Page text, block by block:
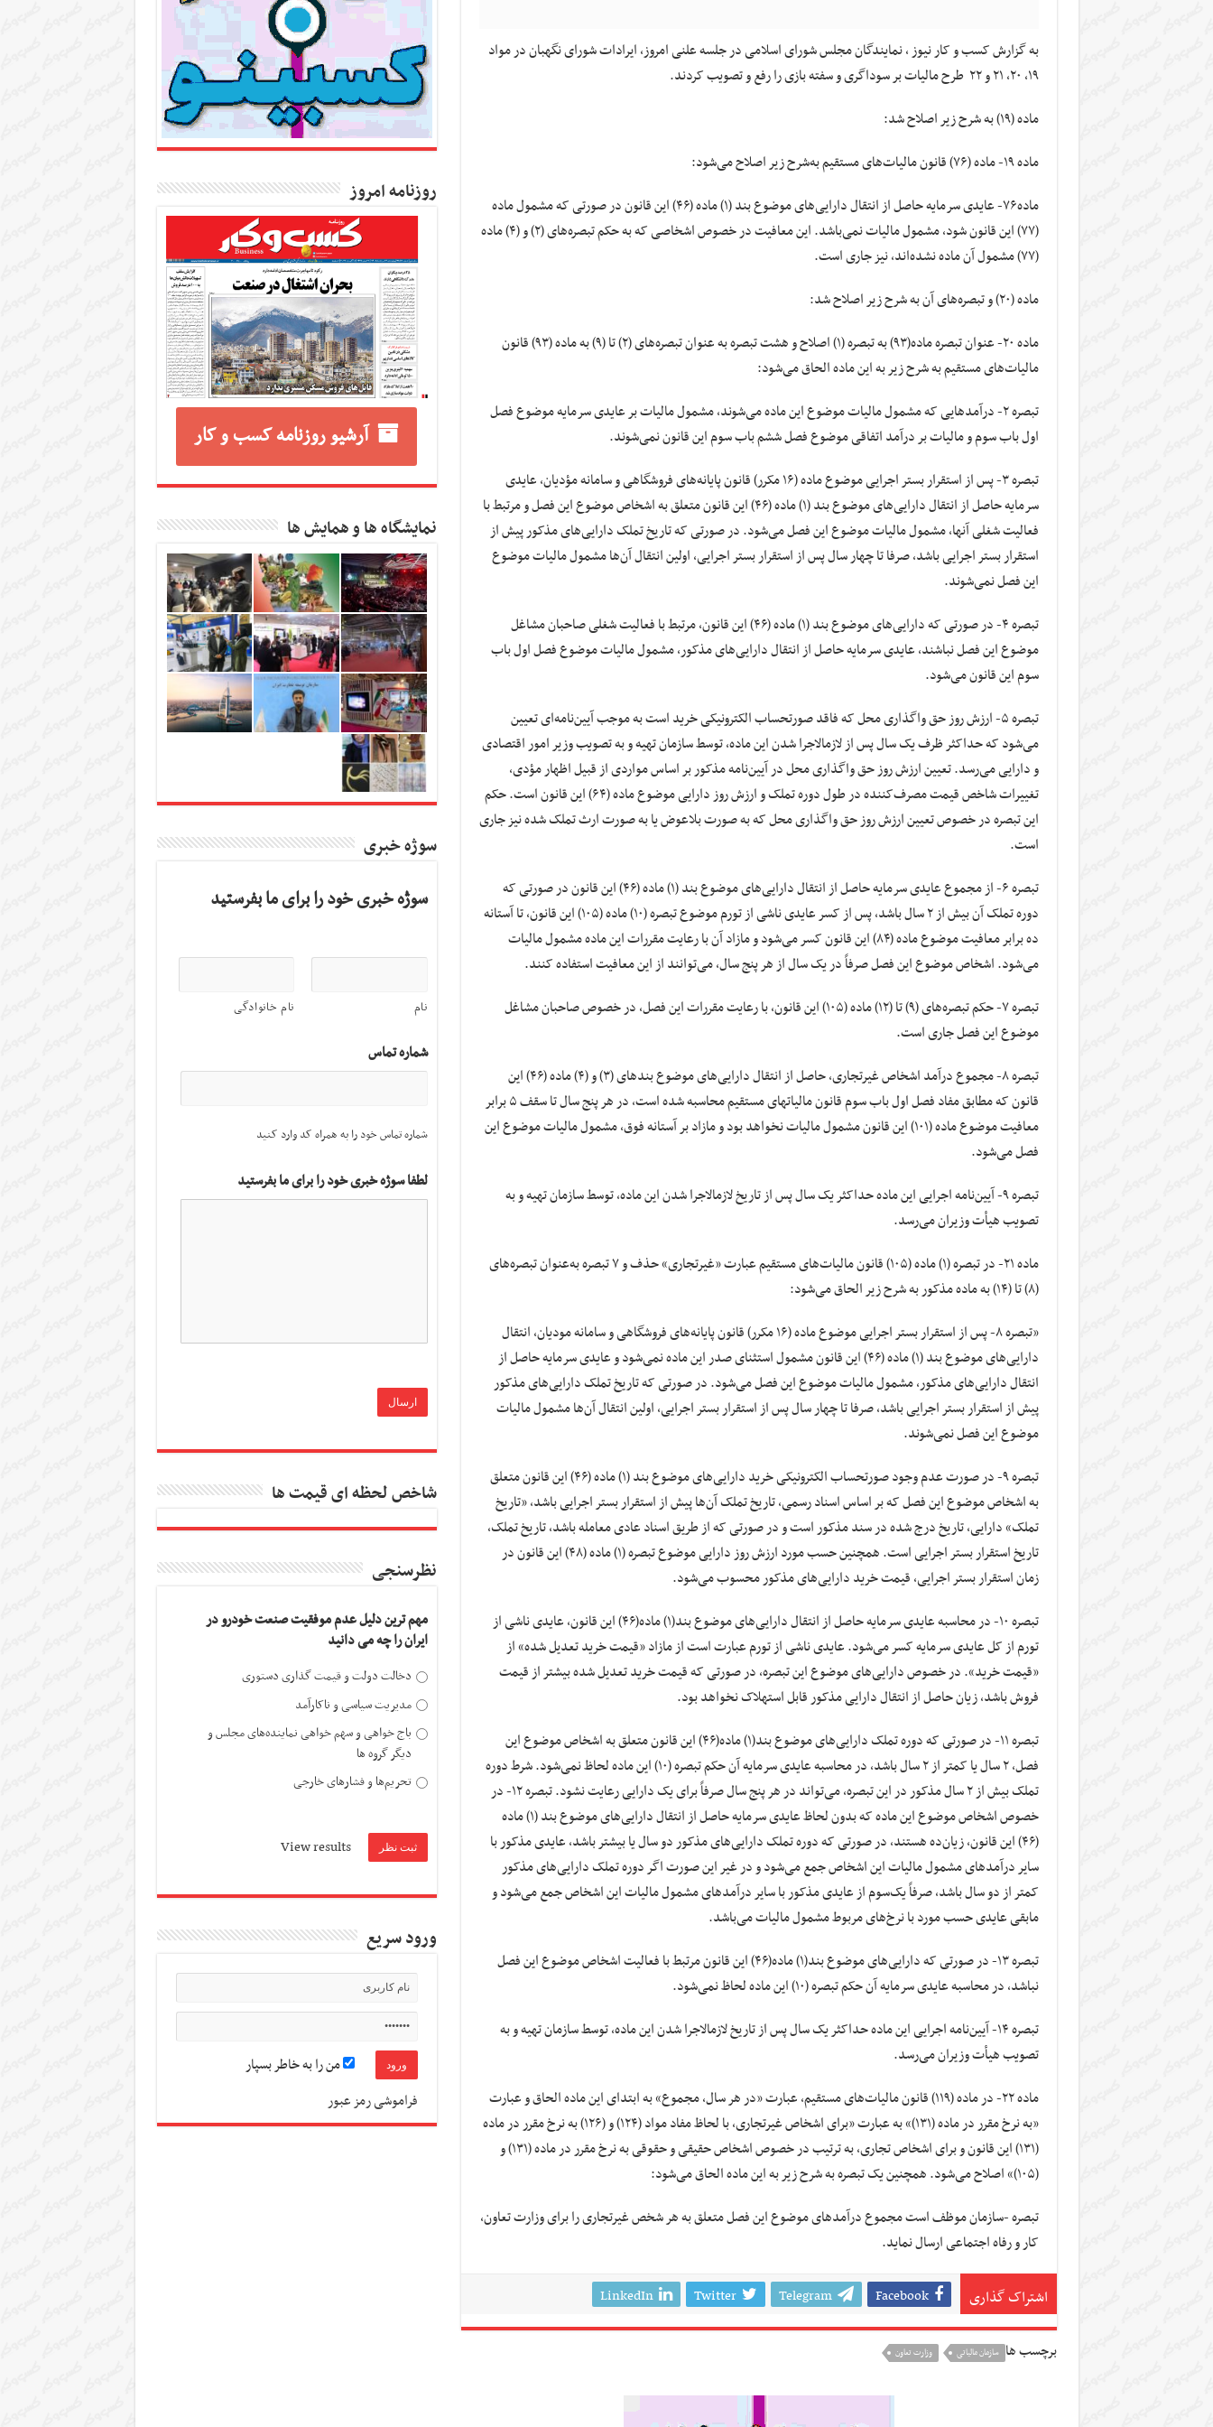
به گزارش کسب و کار نیوز ، نمایندگان مجلس شورای اسلامی در جلسه علنی امروز، ایرادات شورای نگهبان در مواد
۱۹، ۲۰، ۲۱ و ۲۲ طرح مالیات بر سوداگری و سفته بازی را رفع و تصویب کردند.
ماده (۱۹) به شرح زیر اصلاح شد:
ماده ۱۹- ماده (۷۶) قانون مالیات‌های مستقیم به‌شرح زیر اصلاح می‌شود:
ماده۷۶- عایدی سرمایه حاصل از انتقال دارایی‌های موضوع بند (۱) ماده (۴۶) این قانون در صورتی که مشمول ماده
(۷۷) این قانون شود، مشمول مالیات نمی‌باشد. این معافیت در خصوص اشخاصی که به حکم تبصره‌های (۲) و (۴) ماده
(۷۷) مشمول آن ماده نشده‌اند، نیز جاری است.
ماده (۲۰) و تبصره‌های آن به شرح زیر اصلاح شد:
ماده ۲۰- عنوان تبصره ماده(۹۳) به تبصره (۱) اصلاح و هشت تبصره به عنوان تبصره‌های (۲) تا (۹) به ماده (۹۳) قانون
مالیات‌های مستقیم به شرح زیر به این ماده الحاق می‌شود:
تبصره ۲- درآمدهایی که مشمول مالیات موضوع این ماده می‌شوند، مشمول مالیات بر عایدی سرمایه موضوع فصل
اول باب سوم و مالیات بر درآمد اتفاقی موضوع فصل ششم باب سوم این قانون نمی‌شوند.
تبصره ۳- پس از استقرار بستر اجرایی موضوع ماده (۱۶ مکرر) قانون پایانه‌های فروشگاهی و سامانه مؤدیان، عایدی
سرمایه حاصل از انتقال دارایی‌های موضوع بند (۱) ماده (۴۶) این قانون متعلق به اشخاص موضوع این فصل و مرتبط با
فعالیت شغلی آنها، مشمول مالیات موضوع این فصل می‌شود. در صورتی که تاریخ تملک دارایی‌های مذکور پیش از
استقرار بستر اجرایی باشد، صرفا تا چهار سال پس از استقرار بستر اجرایی، اولین انتقال آن‌ها مشمول مالیات موضوع
این فصل نمی‌شوند.
تبصره ۴- در صورتی که دارایی‌های موضوع بند (۱) ماده (۴۶) این قانون، مرتبط با فعالیت شغلی صاحبان مشاغل
موضوع این فصل نباشند، عایدی سرمایه حاصل از انتقال دارایی‌های مذکور، مشمول مالیات موضوع فصل اول باب
سوم این قانون می‌شود.
تبصره ۵- ارزش روز حق واگذاری محل که فاقد صورتحساب الکترونیکی خرید است به موجب آیین‌نامه‌ای تعیین
می‌شود که حداکثر ظرف یک سال پس از لازم‎الاجرا شدن این ماده، توسط سازمان تهیه و به تصویب وزیر امور اقتصادی
و دارایی می‌رسد. تعیین ارزش روز حق واگذاری محل در آیین‌نامه مذکور بر اساس مواردی از قبیل اظهار مؤدی،
تغییرات شاخص قیمت مصرف‌کننده در طول دوره تملک و ارزش روز دارایی موضوع ماده (۶۴) این قانون است. حکم
این تبصره در خصوص تعیین ارزش روز حق واگذاری محل که به صورت بلاعوض یا به صورت ارث تملک شده‌ نیز جاری
است.
تبصره ۶- از مجموع عایدی سرمایه حاصل از انتقال دارایی‌های موضوع بند (۱) ماده (۴۶) این قانون در صورتی که
دوره تملک آن بیش از ۲ سال باشد، پس از کسر عایدی ناشی از تورم موضوع تبصره (۱۰) ماده (۱۰۵) این قانون، تا آستانه
ده برابر معافیت موضوع ماده (۸۴) این قانون کسر می‌شود و مازاد آن با رعایت مقررات این ماده مشمول مالیات
می‌شود. اشخاص موضوع این فصل صرفاً در یک سال از هر پنج سال، می‌توانند از این معافیت استفاده کنند.
تبصره ۷- حکم تبصره‌های (۹) تا (۱۲) ماده (۱۰۵) این قانون، با رعایت مقررات این فصل، در خصوص صاحبان مشاغل
موضوع این فصل جاری است.
تبصره ۸- مجموع درآمد اشخاص غیرتجاری، حاصل از انتقال دارایی‌های موضوع بندهای (۳) و (۴) ماده (۴۶) این
قانون که مطابق مفاد فصل اول باب سوم قانون مالیاتهای مستقیم محاسبه شده است، در هر پنج سال تا سقف ۵ برابر
معافیت موضوع ماده (۱۰۱) این قانون مشمول مالیات نخواهد بود و مازاد بر آستانه فوق، مشمول مالیات موضوع این
فصل می‌شود.
تبصره ۹- آیین‏‌نامه اجرایی این ماده حداکثر یک سال پس از تاریخ لازم‎الاجرا شدن این ماده، توسط سازمان تهیه و به
‌تصویب هیأت وزیران می‌رسد.
ماده ۲۱- در تبصره (۱) ماده (۱۰۵) قانون مالیات‌های مستقیم عبارت «غیرتجاری» حذف و ۷ تبصره به‌عنوان تبصره‌های‌
(۸) تا (۱۴) به ماده مذکور به شرح زیر الحاق می‌شود:
«تبصره ۸- پس از استقرار بستر اجرایی موضوع ماده (۱۶ مکرر) قانون پایانه‌های فروشگاهی و سامانه مودیان، انتقال
دارایی‌های موضوع بند (۱) ماده (۴۶) این قانون مشمول استثنای صدر این ماده‌ نمی‌شود و عایدی سرمایه حاصل از
انتقال دارایی‌های مذکور، مشمول مالیات موضوع این فصل می‌شود. در صورتی که تاریخ تملک دارایی‌های مذکور
پیش از استقرار بستر اجرایی باشد، صرفا تا چهار سال پس از استقرار بستر اجرایی، اولین انتقال آن‌ها مشمول مالیات
موضوع این فصل نمی‌شوند.
تبصره ۹- در صورت عدم وجود صورتحساب الکترونیکی خرید دارایی‌های موضوع بند (۱) ماده (۴۶) این قانون متعلق
به اشخاص موضوع این فصل که بر اساس اسناد رسمی، تاریخ تملک آن‌ها پیش از استقرار بستر اجرایی باشد، «تاریخ
تملک» دارایی، تاریخ درج شده در سند مذکور است و در صورتی که از طریق اسناد عادی معامله باشد، تاریخ تملک،
تاریخ استقرار بستر اجرایی است. همچنین حسب مورد ارزش روز دارایی موضوع تبصره (۱) ماده (۴۸) این قانون در
زمان استقرار بستر اجرایی، قیمت خرید دارایی‌های مذکور محسوب می‌شود.‌
تبصره ۱۰- در محاسبه عایدی سرمایه حاصل از انتقال دارایی‌های موضوع بند(۱) ماده(۴۶) این قانون، عایدی ناشی از
تورم از کل عایدی سرمایه کسر می‌شود. عایدی ناشی از تورم عبارت است از مازاد «قیمت خرید تعدیل شده» از
«قیمت خرید». در خصوص دارایی‌های موضوع این تبصره، در صورتی که قیمت خرید تعدیل شده بیشتر از قیمت
فروش باشد، زیان حاصل از انتقال دارایی مذکور قابل استهلاک نخواهد بود.
تبصره ۱۱- در صورتی که دوره تملک دارایی‌های موضوع بند(۱) ماده(۴۶) این قانون متعلق به اشخاص موضوع این
فصل، ۲ سال یا کمتر از ۲ سال باشد، در محاسبه عایدی سرمایه آن حکم تبصره‌ (۱۰) این ماده لحاظ نمی‌شود. شرط دوره
تملک بیش از ۲ سال مذکور در این تبصره، می‌تواند در هر پنج سال صرفاً برای یک دارایی رعایت نشود. تبصره ۱۲- در
خصوص اشخاص موضوع این ماده که بدون لحاظ عایدی سرمایه حاصل از انتقال دارایی‌های‎ موضوع بند (۱) ماده
(۴۶) این قانون، زیان‌ده هستند، در صورتی که دوره تملک دارایی‌های مذکور دو سال یا بیشتر باشد، عایدی مذکور با
سایر درآمدهای مشمول مالیات این اشخاص جمع می‌شود و در غیر این صورت اگر دوره تملک دارایی‌های مذکور
کمتر از دو سال باشد، صرفاً یک‌سوم از عایدی مذکور با سایر درآمدهای مشمول مالیات این اشخاص جمع می‌شود و
مابقی عایدی حسب مورد با نرخ‌های مربوط مشمول مالیات می‌باشد.
تبصره ۱۳- در صورتی که دارایی‌های موضوع بند(۱) ماده(۴۶) این قانون مرتبط با فعالیت اشخاص موضوع این فصل
نباشد، در محاسبه عایدی سرمایه آن حکم تبصره‌ (۱۰) این ماده لحاظ نمی‌شود.
تبصره ۱۴- آیین‏‌نامه اجرایی این ماده حداکثر یک سال پس از تاریخ لازم‎الاجرا شدن این ماده، توسط سازمان تهیه و به
‌تصویب هیأت وزیران می‌رسد.
ماده ۲۲- در ماده (۱۱۹) قانون مالیات‌های مستقیم، عبارت «در هر سال، مجموع» به ابتدای این ماده الحاق و عبارت
«به نرخ مقرر در ماده (۱۳۱)» به عبارت «برای اشخاص غیرتجاری، با لحاظ مفاد مواد (۱۲۴) و (۱۲۶) به نرخ مقرر در ماده
(۱۳۱) این قانون و برای اشخاص تجاری، به ترتیب در خصوص اشخاص حقیقی و حقوقی به نرخ مقرر در ماده (۱۳۱) و
(۱۰۵)» اصلاح می‌شود. همچنین یک تبصره به شرح زیر به این ماده الحاق می‌شود:
تبصره -سازمان موظف است مجموع درآمدهای موضوع این فصل متعلق به هر شخص غیرتجاری را برای وزارت تعاون،
کار و رفاه اجتماعی ارسال نماید.
اشتراک گذاری Facebook
Telegram
Twitter
LinkedIn
برچسب ها سازمان مالیاتی وزارت تعاون
روزنامه امروز
آرشیو روزنامه کسب و کار
نمایشگاه ها و همایش ها
سوژه خبری
سوژه خبری خود را برای ما بفرستید
نام نام خانوادگی
شماره تماس
شماره تماس خود را به همراه کد وارد کنید
لطفا سوژه خبری خود را برای ما بفرستید
شاخص لحظه ای قیمت ها
نظرسنجی
مهم ترین دلیل عدم موفقیت صنعت خودرو در
ایران را چه می دانید
دخالت دولت و قیمت گذاری دستوری
مدیریت سیاسی و ناکارآمد
باج خواهی و سهم خواهی نماینده‌های مجلس و
دیگر گروه ها
تحریم‌ها و فشارهای خارجی
View results
ورود سریع
من را به خاطر بسپار
فراموشی رمز عبور